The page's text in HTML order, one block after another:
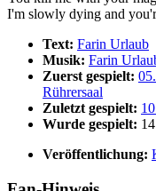
I'm slowly dying and
Text: Farin Urlaub
Musik: Farin
Zuerst gespielt:
Rührersaal
Zuletzt gespielt:
Wurde gespielt:
Veröffentlichung: